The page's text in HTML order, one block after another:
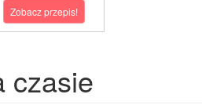
Zobacz przepis!
czasie